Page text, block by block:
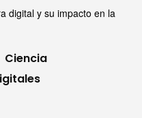
digital y su impacto en la
Ciencia